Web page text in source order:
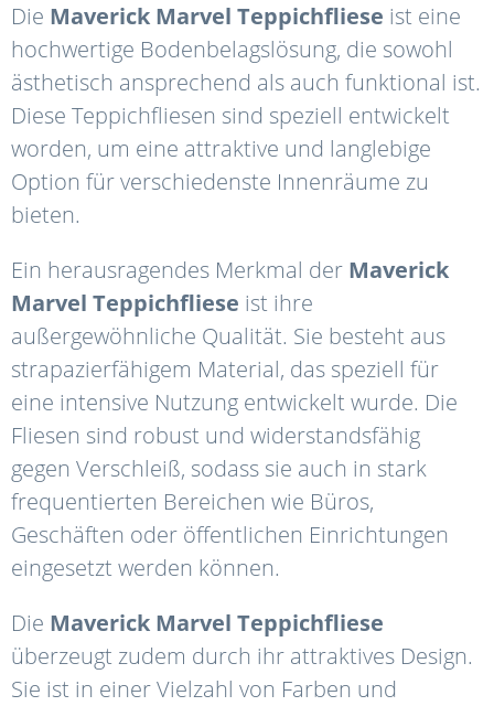
Die Maverick Marvel Teppichfliese ist eine
hochwertige Bodenbelagslösung, die sowohl
ästhetisch ansprechend als auch funktional ist.
Diese Teppichfliesen sind speziell entwickelt
worden, um eine attraktive und langlebige
Option für verschiedenste Innenräume zu
bieten.
Ein herausragendes Merkmal der Maverick
Marvel Teppichfliese ist ihre
außergewöhnliche Qualität. Sie besteht aus
strapazierfähigem Material, das speziell für
eine intensive Nutzung entwickelt wurde. Die
Fliesen sind robust und widerstandsfähig
gegen Verschleiß, sodass sie auch in stark
frequentierten Bereichen wie Büros,
Geschäften oder öffentlichen Einrichtungen
eingesetzt werden können.
Die Maverick Marvel Teppichfliese
überzeugt zudem durch ihr attraktives Design.
Sie ist in einer Vielzahl von Farben und